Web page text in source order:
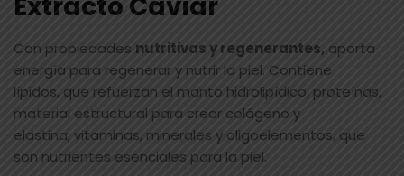
Con propiedades nutritivas y regenerantes, aporta
energía para regenerar y nutrir la piel. Contiene
lípidos, que refuerzan el manto hidrolipídico, proteínas,
material estructural para crear colágeno y
elastina, vitaminas, minerales y oligoelementos, que
son nutrientes esenciales para la piel.